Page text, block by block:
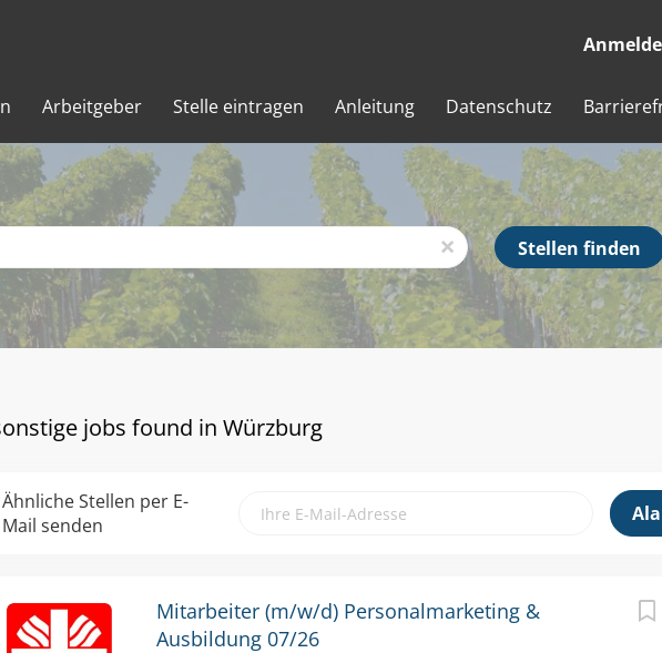
Arbeitgeber Stelle eintragen Anleitung Datenschutz
x
Stellen
findenStellen finden
jobs found in Würzburg
Ähnliche Stellen per E-
Mail senden
Mitarbeiter (m/w/d) Personalmarketing &
Ausbildung 07/26